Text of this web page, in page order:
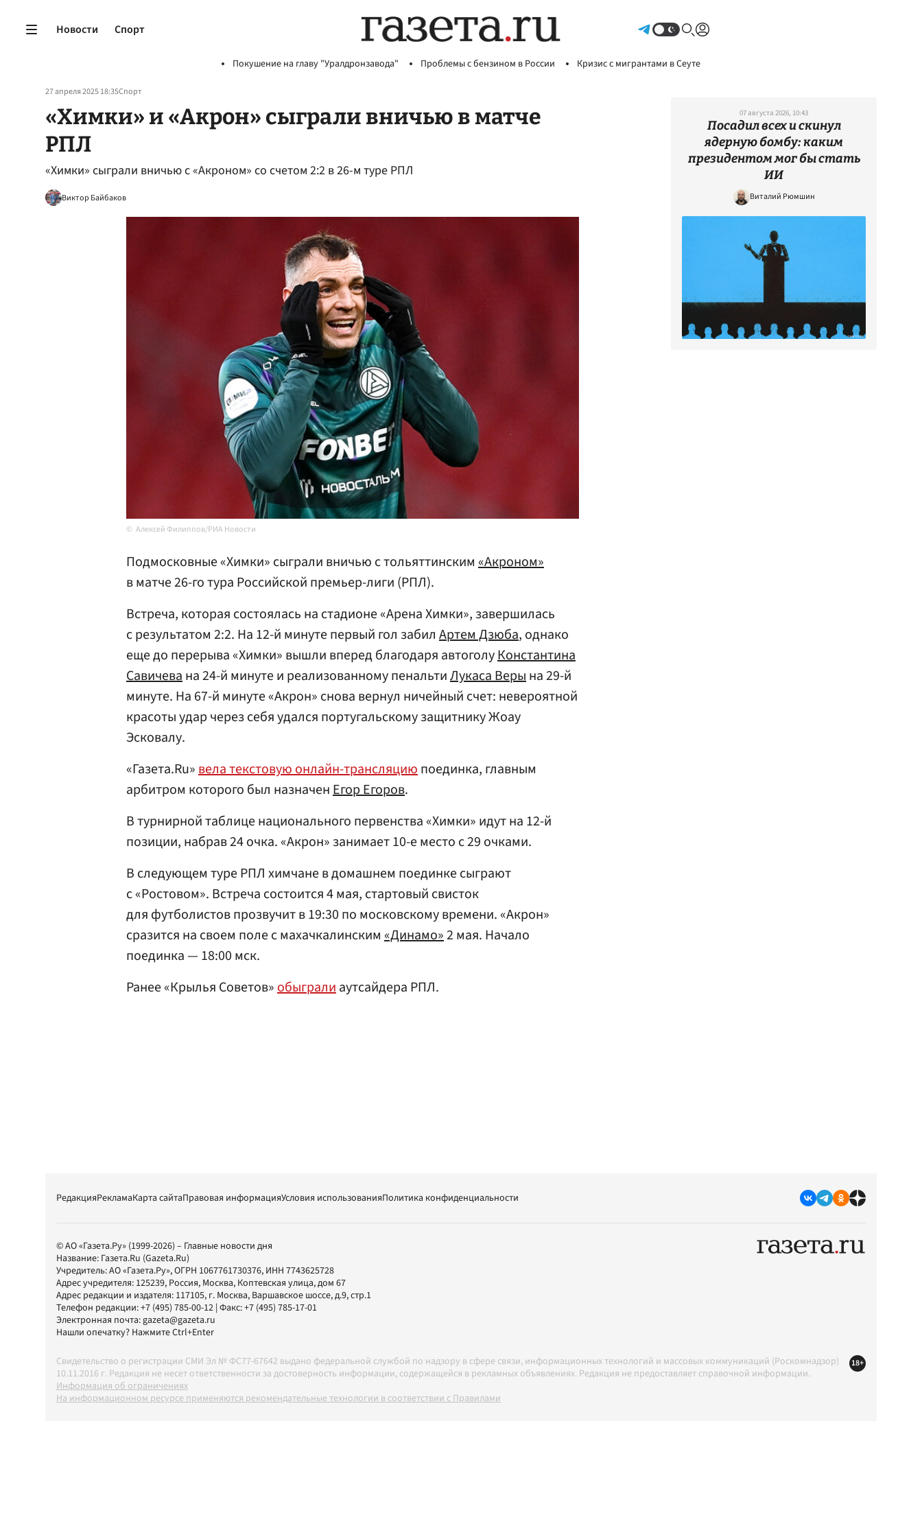
Новости Спорт
Покушение на главу "Уралдронзавода" Проблемы с бензином в России Кризис с мигрантами в Сеуте
27 апреля 2025 18:35Спорт
«Химки» и «Акрон» сыграли вничью в матче
РПЛ
«Химки» сыграли вничью с «Акроном» со счетом 2:2 в 26-м туре РПЛ
Виктор Байбаков
Алексей Филиппов/РИА Новости
Подмосковные «Химки» сыграли вничью с тольяттинским «Акроном»
в матче 26-го тура Российской премьер-лиги (РПЛ).
Встреча, которая состоялась на стадионе «Арена Химки», завершилась
с результатом 2:2. На 12-й минуте первый гол забил Артем Дзюба, однако
еще до перерыва «Химки» вышли вперед благодаря автоголуКонстантина
Савичевана 24-й минуте и реализованному пенальтиЛукаса Верына 29-й
минуте. На 67-й минуте «Акрон» снова вернул ничейный счет: невероятной
красоты удар через себя удался португальскому защитнику Жоау
Эсковалу.
«Газета.Ru»вела текстовую онлайн-трансляциюпоединка, главным
арбитром которого был назначенЕгор Егоров.
В турнирной таблице национального первенства «Химки» идут на 12-й
позиции, набрав 24 очка. «Акрон» занимает 10-е место с 29 очками.
В следующем туре РПЛ химчане в домашнем поединке сыграют
с «Ростовом». Встреча состоится 4 мая, стартовый свисток
для футболистов прозвучит в 19:30 по московскому времени. «Акрон»
сразится на своем поле с махачкалинским «Динамо»2 мая. Начало
поединка — 18:00 мск.
Ранее «Крылья Советов»обыгралиаутсайдера РПЛ.
07 августа 2026, 10:43
Посадил всех и скинул
ядерную бомбу: каким
президентом мог бы стать
ИИ
Виталий Рюмшин
РедакцияРекламаКарта сайтаПравовая информацияУсловия использованияПолитика конфиденциальности
© АО «Газета.Ру» (1999-2026) – Главные новости дня
Название: Газета.Ru (Gazeta.Ru)
Учредитель:АО «Газета.Ру», ОГРН 1067761730376, ИНН 7743625728
Адрес учредителя: 125239, Россия, Москва, Коптевская улица, дом 67
Адрес редакции и издателя: 117105, г. Москва, Варшавское шоссе, д.9, стр.1
Телефон редакции:+7 (495) 785-00-12 | Факс:+7 (495) 785-17-01
Электронная почта:gazeta@gazeta.ru
Нашли опечатку? Нажмите Ctrl+Enter
Свидетельство о регистрации СМИ Эл № ФС77-67642 выдано федеральной службой по надзору в сфере связи, информационных технологий и массовых коммуникаций (Роскомнадзор)
10.11.2016 г. Редакция не несет ответственности за достоверность информации, содержащейся в рекламных объявлениях. Редакция не предоставляет справочной информации.
Информация об ограничениях
На информационном ресурсе применяются рекомендательные технологии в соответствии с Правилами
18+